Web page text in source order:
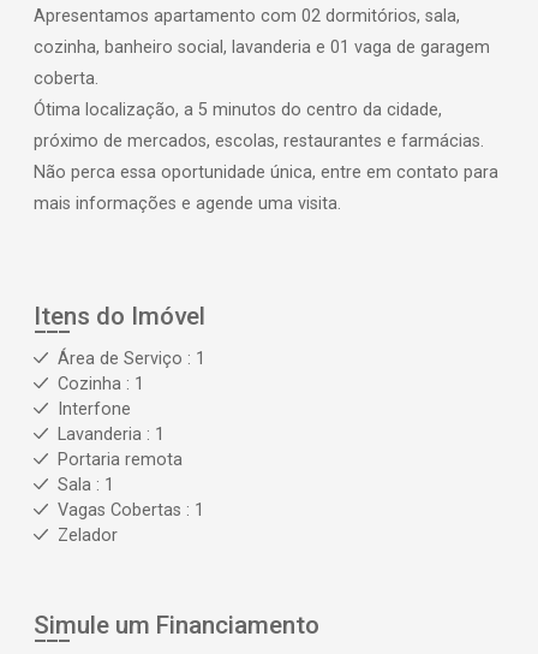
Apresentamos apartamento com 02 dormitórios, sala,
cozinha, banheiro social, lavanderia e 01 vaga de garagem
coberta.
Ótima localização, a 5 minutos do centro da cidade,
próximo de mercados, escolas, restaurantes e farmácias.
Não perca essa oportunidade única, entre em contato para
mais informações e agende uma visita.
Itens do Imóvel
Área de Serviço : 1
Cozinha : 1
Interfone
Lavanderia : 1
Portaria remota
Sala : 1
Vagas Cobertas : 1
Zelador
Simule um Financiamento